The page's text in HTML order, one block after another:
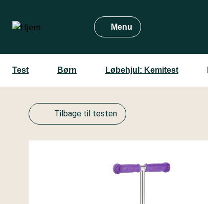
hovedindhold
Menu
Test Børn Løbehjul: Kemitest
Tilbage til testen